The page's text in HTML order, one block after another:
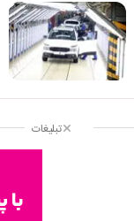
تبلیغات